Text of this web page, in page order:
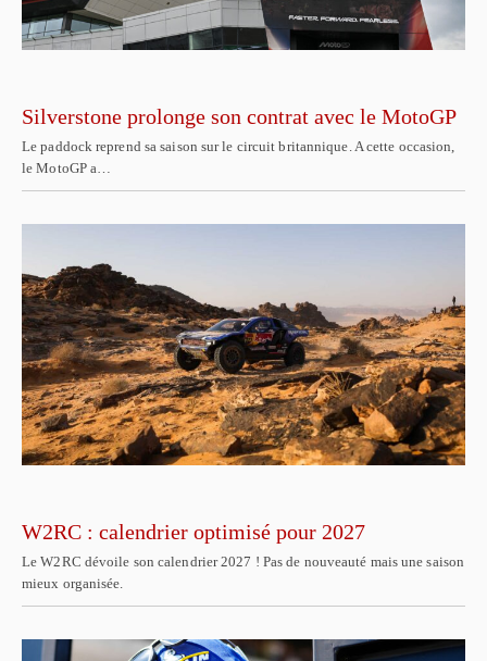
Silverstone prolonge son contrat avec le MotoGP
Le paddock reprend sa saison sur le circuit britannique. A cette occasion,
le MotoGP a…
W2RC : calendrier optimisé pour 2027
Le W2RC dévoile son calendrier 2027 ! Pas de nouveauté mais une saison
mieux organisée.